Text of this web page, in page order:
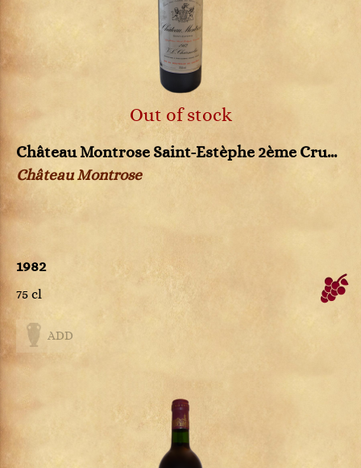
Out of stock
Château Montrose Saint-Estèphe 2ème Cru...
Château Montrose
1982
75 cl
ADD